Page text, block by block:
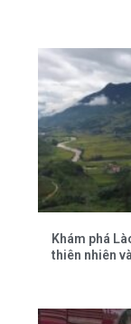
Khám phá
thiên nhiên